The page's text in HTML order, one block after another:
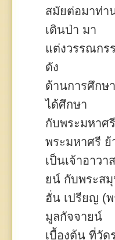
สมัยต่อมาท่า
เดินป่า มา
แต่งวรรณกร
ดัง
ด้านการศึกษ
ได้ศึกษา
กับพระมหาศ
พระมหาศรี ย้
เป็นเจ้าอาว
ยน์ กับพระส
ฮั่น เปรียญ (
มูลกัจจายน์
เบื้องต้น ที่วั